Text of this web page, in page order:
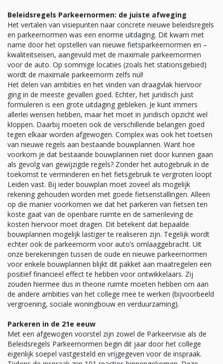
Beleidsregels Parkeernormen: de juiste afweging
Het vertalen van visiepunten naar concrete nieuwe beleidsregels
en parkeernormen was een enorme uitdaging. Dit kwam met
name door het opstellen van nieuwe fietsparkeernormen en –
kwaliteitseisen, aangevuld met de maximale parkeernormen
voor de auto. Op sommige locaties (zoals het stations­gebied)
wordt de maximale parkeernorm zelfs nul!
Het delen van ambities en het vinden van draagvlak hiervoor
ging in de meeste gevallen goed. Echter, het juridisch juist
formuleren is een grote uitdaging gebleken. Je kunt immers
allerlei wensen hebben, maar het moet in juridisch opzicht wel
kloppen. Daarbij moeten ook de verschillende belangen goed
tegen elkaar worden afgewogen. Complex was ook het toetsen
van nieuwe regels aan bestaande bouwplannen. Want hoe
voorkom je dat bestaande bouwplannen niet door kunnen gaan
als gevolg van gewijzigde regels? Zonder het autogebruik in de
toekomst te verminderen en het fietsgebruik te vergroten loopt
Leiden vast. Bij ieder bouwplan moet zoveel als mogelijk
rekening gehouden worden met goede fietsenstallingen. Alleen
op die manier voorkomen we dat het parkeren van fietsen ten
koste gaat van de openbare ruimte en de samenleving de
kosten hiervoor moet dragen. Dit betekent dat bepaalde
bouwplannen mogelijk lastiger te realiseren zijn. Tegelijk wordt
echter ook de parkeernorm voor auto’s omlaaggebracht. Uit
onze berekeningen tussen de oude en nieuwe parkeernormen
voor enkele bouwplannen blijkt dit pakket aan maatregelen een
positief financieel effect te hebben voor ontwikkelaars. Zij
zouden hiermee dus in theorie ruimte moeten hebben om aan
de andere ambities van het college mee te werken (bijvoorbeeld
vergroening, sociale woningbouw en verduurzaming).
Parkeren in de 21e eeuw
Met een afgewogen voorstel zijn zowel de Parkeervisie als de
Beleidsregels Parkeernormen begin dit jaar door het college
eigenlijk soepel vastgesteld en vrijgegeven voor de inspraak.